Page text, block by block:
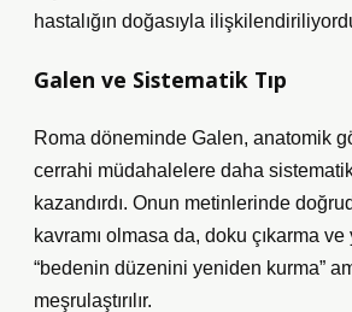
hastalığın doğasıyla
Galen ve Sistematik Tıp
Roma döneminde Galen, anatomik
cerrahi müdahalelere daha
kazandırdı. Onun metinlerinde
kavramı olmasa da, doku çıkarma
“bedenin düzenini yeniden kurma”
meşrulaştırılır.